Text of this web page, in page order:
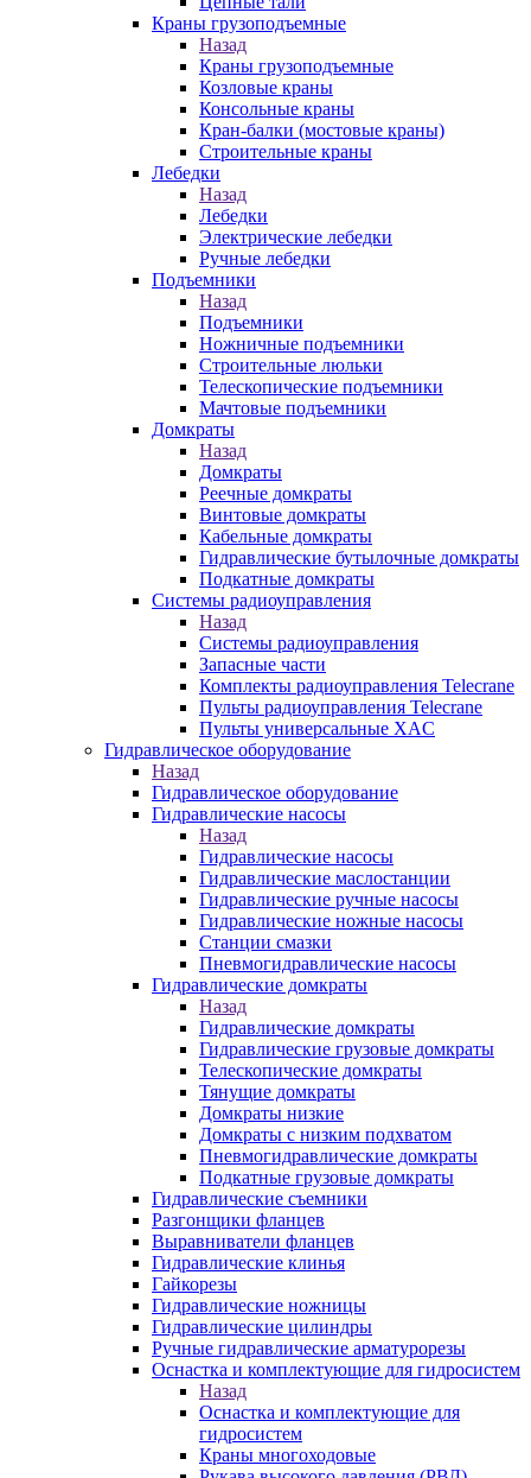
Краны грузоподъемные
Назад
Краны грузоподъемные
Козловые краны
Консольные краны
Кран-балки (мостовые краны)
Строительные краны
Лебедки
Назад
Лебедки
Электрические лебедки
Ручные лебедки
Подъемники
Назад
Подъемники
Ножничные подъемники
Строительные люльки
Телескопические подъемники
Мачтовые подъемники
Домкраты
Назад
Домкраты
Реечные домкраты
Винтовые домкраты
Кабельные домкраты
Гидравлические бутылочные домкраты
Подкатные домкраты
Системы радиоуправления
Назад
Системы радиоуправления
Запасные части
Комплекты радиоуправления Telecrane
Пульты радиоуправления Telecrane
Пульты универсальные XAC
Гидравлическое оборудование
Назад
Гидравлическое оборудование
Гидравлические насосы
Назад
Гидравлические насосы
Гидравлические маслостанции
Гидравлические ручные насосы
Гидравлические ножные насосы
Станции смазки
Пневмогидравлические насосы
Гидравлические домкраты
Назад
Гидравлические домкраты
Гидравлические грузовые домкраты
Телескопические домкраты
Тянущие домкраты
Домкраты низкие
Домкраты с низким подхватом
Пневмогидравлические домкраты
Подкатные грузовые домкраты
Гидравлические съемники
Разгонщики фланцев
Выравниватели фланцев
Гидравлические клинья
Гайкорезы
Гидравлические ножницы
Гидравлические цилиндры
Ручные гидравлические арматурорезы
Оснастка и комплектующие для гидросистем
Назад
Оснастка и комплектующие для
гидросистем
Краны многоходовые